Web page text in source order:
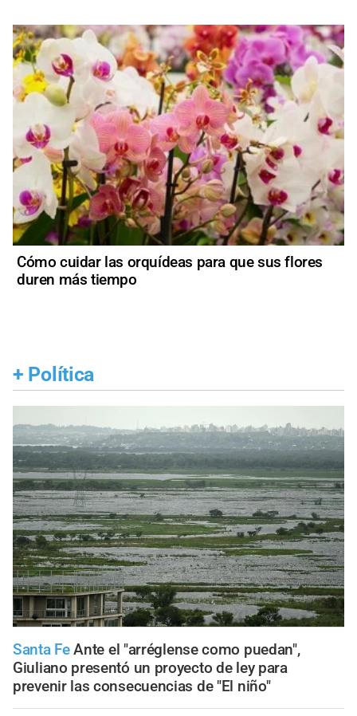
Cómo cuidar las orquídeas para que sus flores
duren más tiempo
+ Política
Santa Fe Ante el "arréglense como puedan",
Giuliano presentó un proyecto de ley para
prevenir las consecuencias de "El niño"